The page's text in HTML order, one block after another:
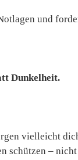
und
Dunkelheit.
vielleicht
schützen –